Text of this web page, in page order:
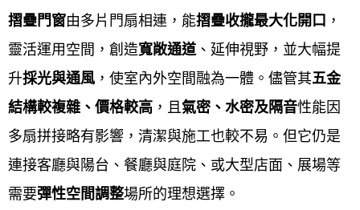
窗的工程：
鐵窗、白鐵窗、鋁窗、鍛造鐵
窗、景觀推側窗、氣密窗、隔音氣密窗…
等。
鐵皮屋施工：鐵皮屋工程、頂樓加蓋、鋼構
鐵皮屋工程、鐵厝、鐵棟、鐵屋、鐵皮屋換
屋頂、 鐵皮屋生鏽處理、鐵皮屋防鏽、鐵皮
屋隔熱、工廠搭建鐵皮屋…等。
摺疊門窗由多片門扇相連，能摺疊收攏最大化開口 ，
靈活運用空間，創造寬敞通道、延伸視野，並大幅提
升採光與通風 ，使室內外空間融為一體。儘管其五金
結構較複雜、價格較高 ，且氣密、水密及隔音性能因
多扇拼接略有影響，清潔與施工也較不易。但它仍是
連接客廳與陽台、餐廳與庭院、或大型店面、展場等
需要彈性空間調整場所的理想選擇。